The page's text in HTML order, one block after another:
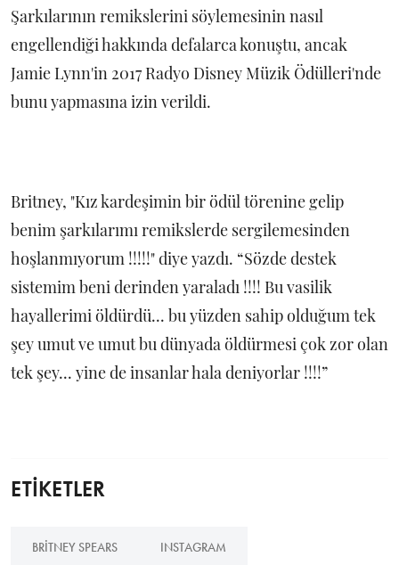
Şarkılarının remikslerini söylemesinin nasıl
engellendiği hakkında defalarca konuştu, ancak
Jamie Lynn'in 2017 Radyo Disney Müzik Ödülleri'nde
bunu yapmasına izin verildi.
Britney, "Kız kardeşimin bir ödül törenine gelip
benim şarkılarımı remikslerde sergilemesinden
hoşlanmıyorum !!!!!" diye yazdı. “Sözde destek
sistemim beni derinden yaraladı !!!! Bu vasilik
hayallerimi öldürdü... bu yüzden sahip olduğum tek
şey umut ve umut bu dünyada öldürmesi çok zor olan
tek şey... yine de insanlar hala deniyorlar !!!!”
ETİKETLER
BRITNEY SPEARS INSTAGRAM